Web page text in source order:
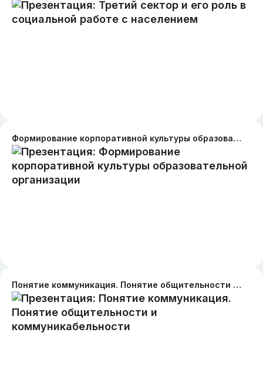
Формирование корпоративной культуры образовательной организации
Понятие коммуникация. Понятие общительности и коммуникабельности